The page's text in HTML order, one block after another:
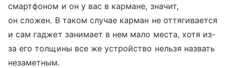
смартфоном и он у вас в кармане, значит,
он сложен. В таком случае карман не оттягивается
и сам гаджет занимает в нем мало места, хотя из-
за его толщины все же устройство нельзя назвать
незаметным.